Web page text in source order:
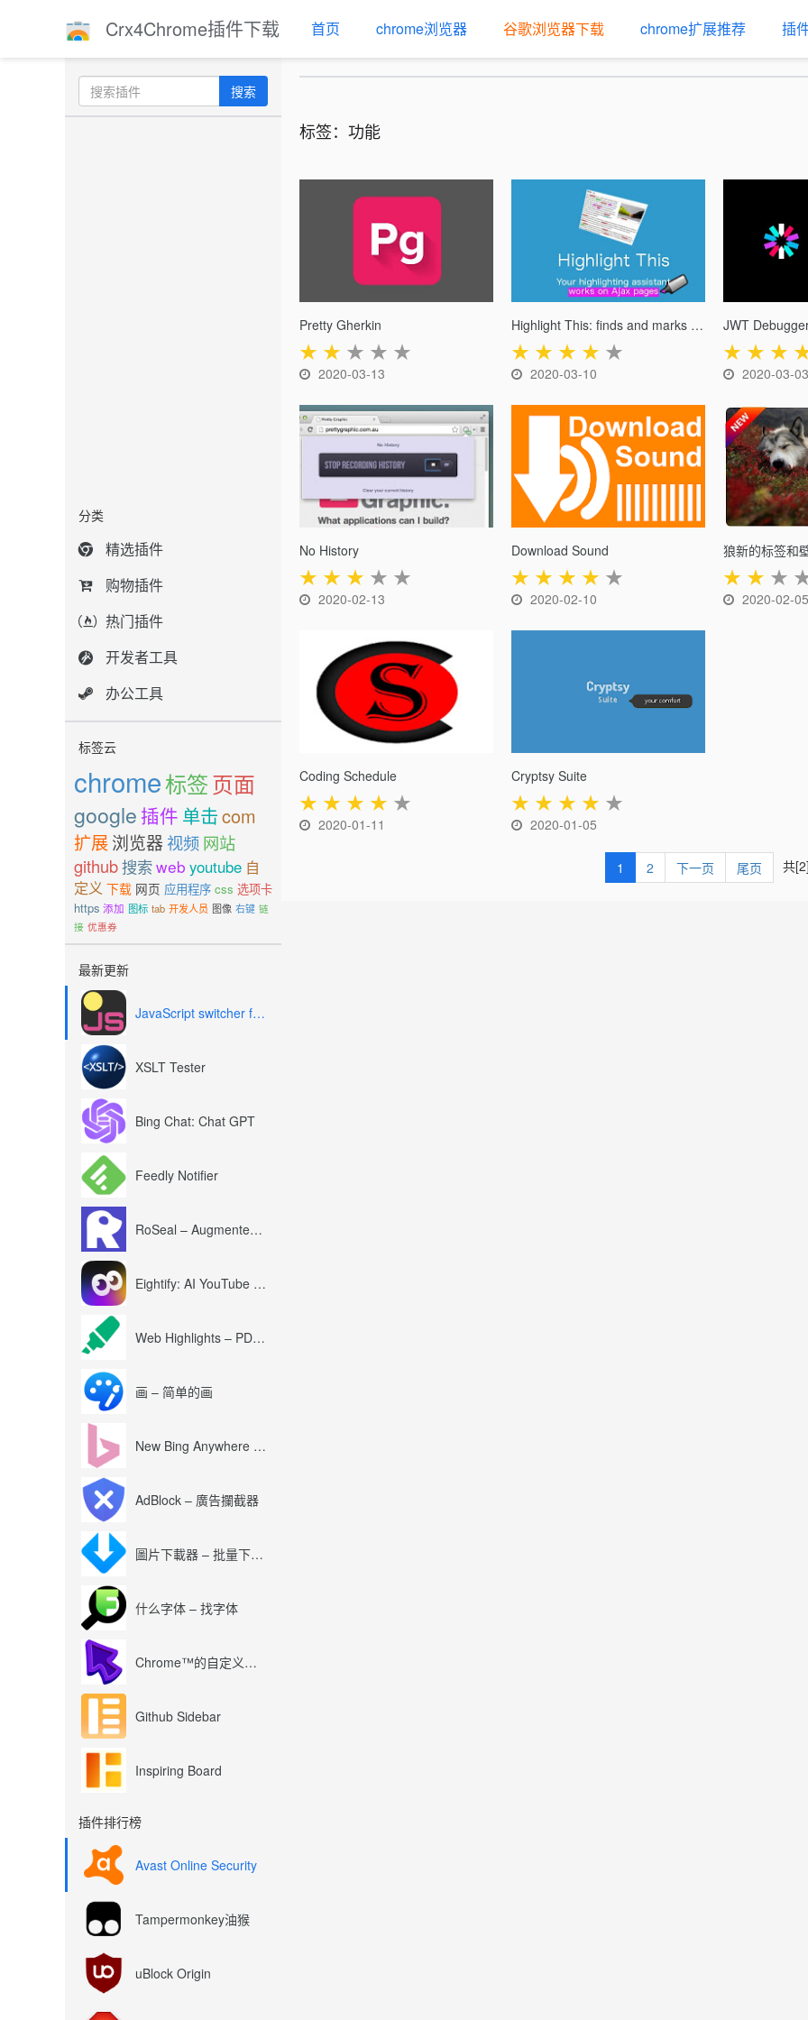
Crx4Chrome插件下载 首页 chrome浏览器 谷歌浏览器下载 chrome扩展推荐 插
搜索
分类
精选插件
购物插件
热门插件
开发者工具
办公工具
标签云
chrome标签页面
google 插件 单击com
扩展浏览器 视频网站
github搜索web youtube 自
定义 下载 网页 应用程序 css 选项卡
https 添加 图标 tab 开发人员 图像 右键 链
接 优惠券
最新更新
JavaScript switcher for SEO and development
XSLT Tester
Bing Chat: Chat GPT
Feedly Notifier
RoSeal – Augmented Roblox Experience
Eightify: AI YouTube Summary with ChatGPT
Web Highlights – PDF & Web Highlighter
画 – 简单的画
New Bing Anywhere (Bing Chat GPT-4)
AdBlock – 廣告攔截器
圖片下載器 – 批量下載圖片
什么字体 – 找字体
Chrome™的自定义光标
Github Sidebar
Inspiring Board
插件排行榜
Avast Online Security
Tampermonkey油猴
uBlock Origin
标签：功能
Pretty Gherkin
★ ★ ★ ★ ★
2020-03-13
Highlight This: finds and marks words
★ ★ ★ ★ ★
2020-03-10
JWT
★ ★ ★
2020-03-03
No History
★ ★ ★ ★ ★
2020-02-13
Download Sound
★ ★ ★ ★ ★
2020-02-10
狼新的标签和
★ ★ ★
2020-02-05
Coding Schedule
★ ★ ★ ★ ★
2020-01-11
Cryptsy Suite
★ ★ ★ ★ ★
2020-01-05
1 2 下一页 尾页 共